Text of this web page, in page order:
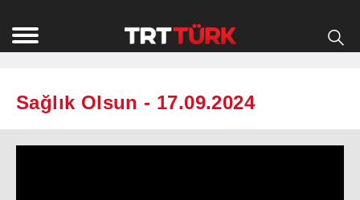
Sağlık Olsun - 17.09.2024